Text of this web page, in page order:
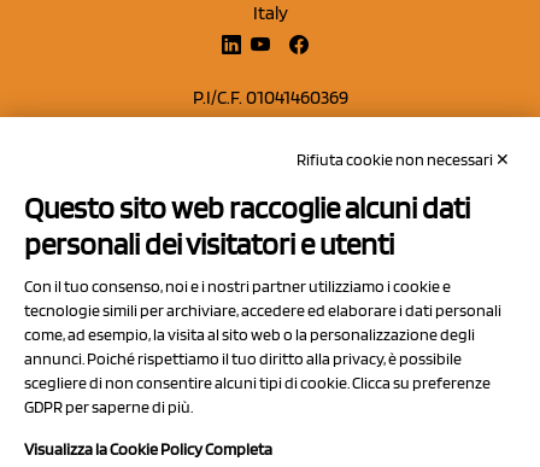
Italy
P.I/C.F. 01041460369
Capitale sociale Euro 50.000,00 i.v.
Contatti
Privacy Policy
Cookie Policy
Chi Siamo
Rifiuta cookie non necessari ✕
Questo sito web raccoglie alcuni dati
personali dei visitatori e utenti
Con il tuo consenso, noi e i nostri partner utilizziamo i cookie e
tecnologie simili per archiviare, accedere ed elaborare i dati personali
come, ad esempio, la visita al sito web o la personalizzazione degli
annunci. Poiché rispettiamo il tuo diritto alla privacy, è possibile
scegliere di non consentire alcuni tipi di cookie. Clicca su preferenze
GDPR per saperne di più.
Visualizza la Cookie Policy Completa